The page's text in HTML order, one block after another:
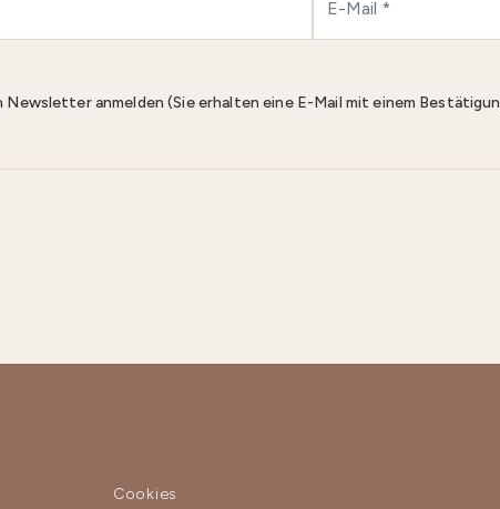
anmelden (Sie erhalten eine E-Mail mit einem
Cookies